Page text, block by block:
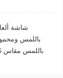
شاشة
باللمس